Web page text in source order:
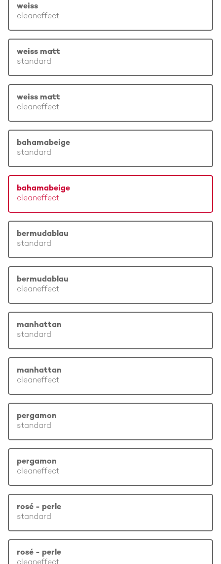
weiss
cleaneffect
weiss matt
standard
weiss matt
cleaneffect
bahamabeige
standard
bahamabeige
cleaneffect
bermudablau
standard
bermudablau
cleaneffect
manhattan
standard
manhattan
cleaneffect
pergamon
standard
pergamon
cleaneffect
rosé - perle
standard
rosé - perle